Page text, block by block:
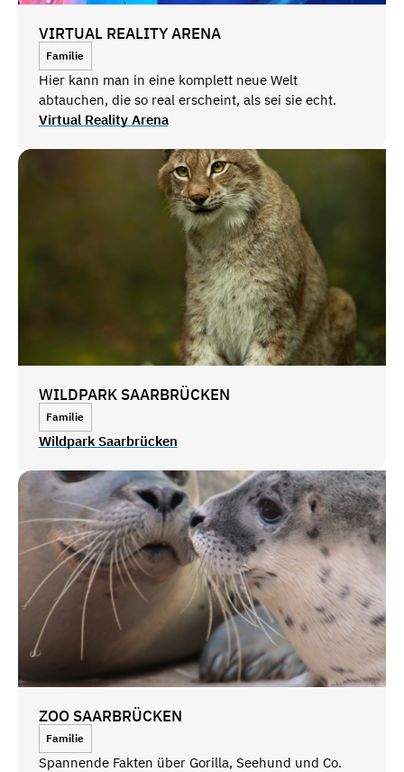
VIRTUAL REALITY ARENA
Familie
Hier kann man in eine komplett neue Welt
abtauchen, die so real erscheint, als sei sie echt.
Virtual Reality Arena
WILDPARK SAARBRÜCKEN
Familie
Wildpark Saarbrücken
ZOO SAARBRÜCKEN
Familie
Spannende Fakten über Gorilla, Seehund und Co.